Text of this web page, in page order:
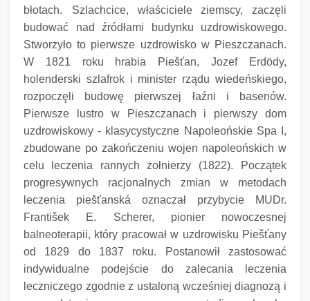
błotach.
Szlachcice, właściciele ziemscy, zaczęli
budować nad źródłami budynku uzdrowiskowego.
Stworzyło to pierwsze uzdrowisko w Pieszczanach.
W 1821 roku hrabia Piešťan, Jozef Erdödy,
holenderski szlafrok i minister rządu wiedeńskiego,
rozpoczęli budowę pierwszej łaźni i basenów.
Pierwsze lustro w Pieszczanach i pierwszy dom
uzdrowiskowy - klasycystyczne Napoleońskie Spa I,
zbudowane po zakończeniu wojen napoleońskich w
celu leczenia rannych żołnierzy (1822).
Początek
progresywnych racjonalnych zmian w metodach
leczenia piešťanská oznaczał przybycie MUDr.
František E. Scherer, pionier nowoczesnej
balneoterapii, który pracował w uzdrowisku Piešťany
od 1829 do 1837 roku. Postanowił zastosować
indywidualne podejście do zalecania leczenia
leczniczego zgodnie z ustaloną wcześniej diagnozą i